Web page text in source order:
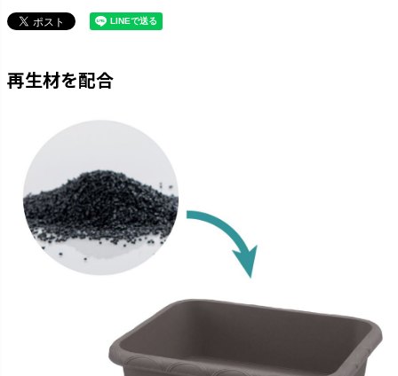
再生材を配合